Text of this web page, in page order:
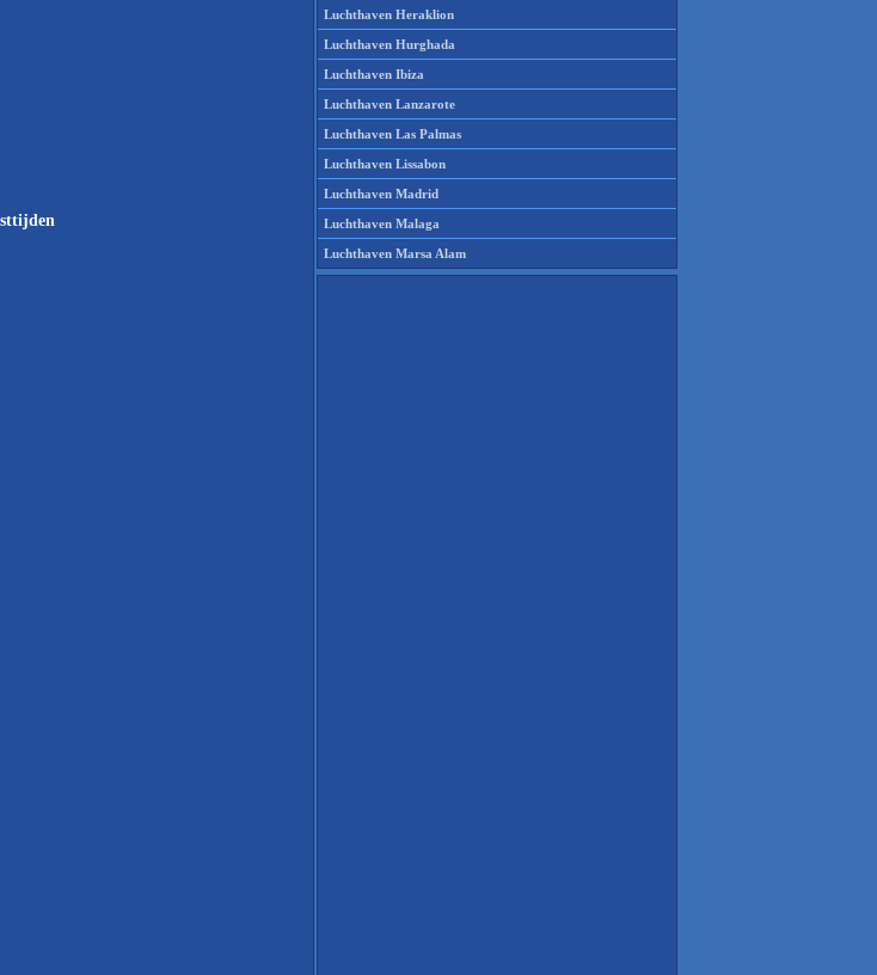
Luchthaven Heraklion
Luchthaven Hurghada
Luchthaven Ibiza
Luchthaven Lanzarote
Luchthaven Las Palmas
Luchthaven Lissabon
Luchthaven Madrid
Luchthaven Malaga
Luchthaven Marsa Alam